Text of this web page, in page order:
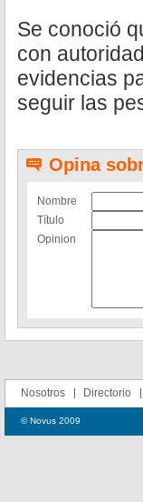
Se conoció
con
evidencias
seguir las
Opina
Nombre
Título
Opinion
Nosotros Directorio
© Novus 2009